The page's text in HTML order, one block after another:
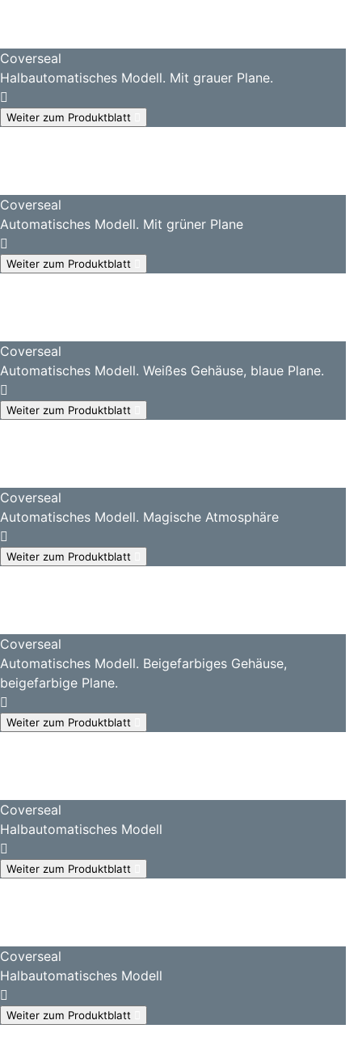
Coverseal
Halbautomatisches Modell. Mit grauer Plane.
Weiter zum Produktblatt
Coverseal
Automatisches Modell. Mit grüner Plane
Weiter zum Produktblatt
Coverseal
Automatisches Modell. Weißes Gehäuse, blaue Plane.
Weiter zum Produktblatt
Coverseal
Automatisches Modell. Magische Atmosphäre
Weiter zum Produktblatt
Coverseal
Automatisches Modell. Beigefarbiges Gehäuse,
beigefarbige Plane.
Weiter zum Produktblatt
Coverseal
Halbautomatisches Modell
Weiter zum Produktblatt
Coverseal
Halbautomatisches Modell
Weiter zum Produktblatt